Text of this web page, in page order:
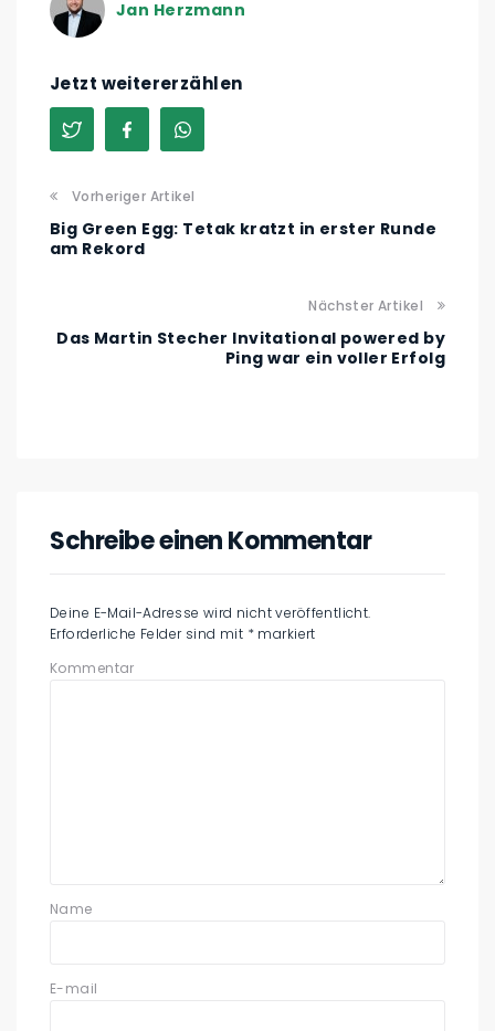
Jan Herzmann
Jetzt weitererzählen
Vorheriger Artikel
Big Green Egg: Tetak kratzt in erster Runde
am Rekord
Nächster Artikel
Das Martin Stecher Invitational powered by
Ping war ein voller Erfolg
Schreibe einen Kommentar
Deine E-Mail-Adresse wird nicht veröffentlicht.
Erforderliche Felder sind mit * markiert
Kommentar
Name
E-mail